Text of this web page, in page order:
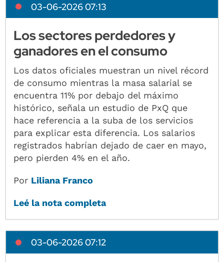
03-06-2026 07:13
Los sectores perdedores y
ganadores en el consumo
Los datos oficiales muestran un nivel récord
de consumo mientras la masa salarial se
encuentra 11% por debajo del máximo
histórico, señala un estudio de PxQ que
hace referencia a la suba de los servicios
para explicar esta diferencia. Los salarios
registrados habrían dejado de caer en mayo,
pero pierden 4% en el año.
Por Liliana Franco
Leé la nota completa
03-06-2026 07:12